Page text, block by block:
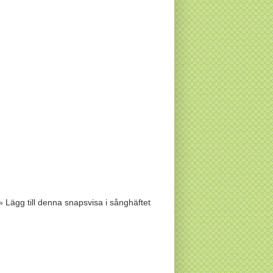
Lägg till denna snapsvisa i sånghäftet